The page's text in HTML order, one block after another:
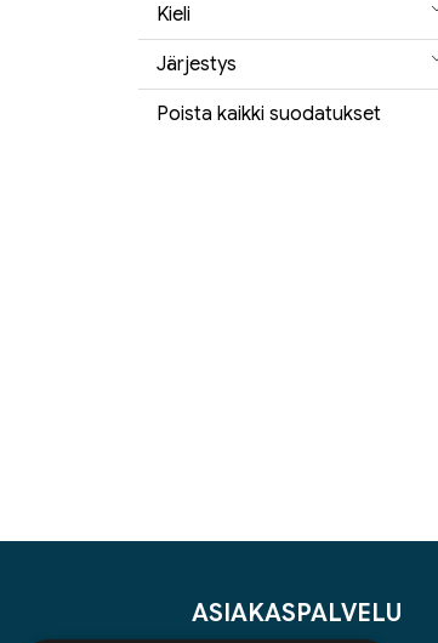
Kieli
Järjestys
Poista kaikki suodatukset
ASIAKASPALVELU